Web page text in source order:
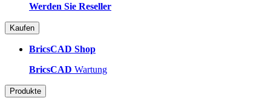
Werden Sie Reseller
Kaufen
BricsCAD Shop
BricsCAD Wartung
Produkte